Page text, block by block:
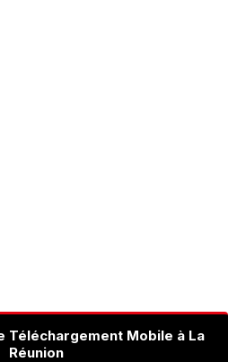
Téléchargement Mobile à La
Réunion